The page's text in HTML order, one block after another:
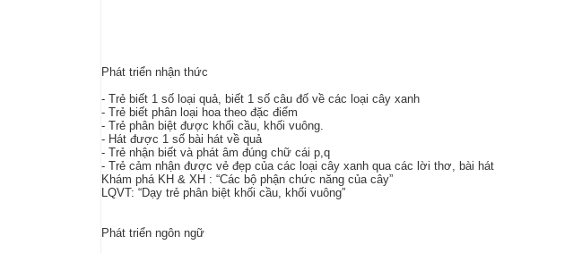
Phát triển nhận thức
- Trẻ biết 1 số loại quả, biết 1 số câu đố về các loại cây xanh
- Trẻ biết phân loại hoa theo đặc điểm
- Trẻ phân biệt được khối cầu, khối vuông.
- Hát được 1 số bài hát về quả
- Trẻ nhận biết và phát âm đúng chữ cái p,q
- Trẻ cảm nhận được vẻ đẹp của các loại cây xanh qua các lời thơ, bài hát
Khám phá KH & XH : “Các bộ phận chức năng của cây”
LQVT: “Dạy trẻ phân biệt khối cầu, khối vuông”
Phát triển ngôn ngữ